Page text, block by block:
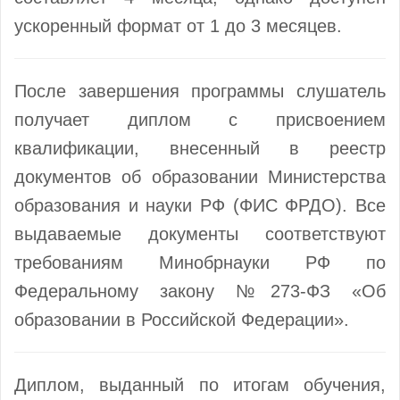
ускоренный формат от 1 до 3 месяцев.
После завершения программы слушатель
получает диплом с присвоением
квалификации, внесенный в реестр
документов об образовании Министерства
образования и науки РФ (ФИС ФРДО). Все
выдаваемые документы соответствуют
требованиям Минобрнауки РФ по
Федеральному закону №273-ФЗ «Об
образовании в Российской Федерации».
Диплом, выданный по итогам обучения,